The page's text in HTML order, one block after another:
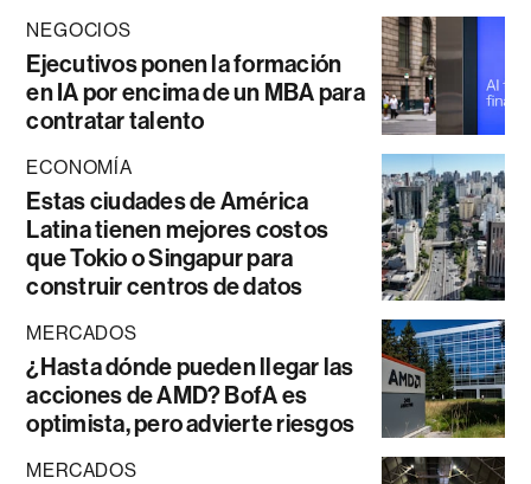
NEGOCIOS
Ejecutivos ponen la formación
en IA por encima de un MBA para
contratar talento
ECONOMÍA
Estas ciudades de América
Latina tienen mejores costos
que Tokio o Singapur para
construir centros de datos
MERCADOS
¿Hasta dónde pueden llegar las
acciones de AMD? BofA es
optimista, pero advierte riesgos
MERCADOS